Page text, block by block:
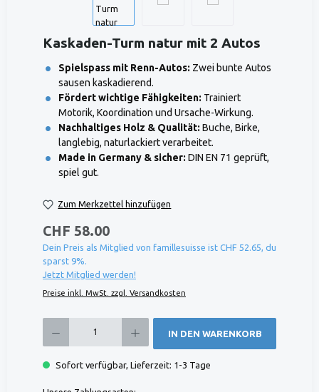
Kaskaden-Turm natur mit 2 Autos
Spielspass mit Renn-Autos: Zwei bunte Autos
sausen kaskadierend.
Fördert wichtige Fähigkeiten: Trainiert
Motorik, Koordination und Ursache-Wirkung.
Nachhaltiges Holz & Qualität: Buche, Birke,
langlebig, naturlackiert verarbeitet.
Made in Germany & sicher: DIN EN 71 geprüft,
spiel gut.
Zum Merkzettel hinzufügen
CHF 58.00
Dein Preis als Mitglied von famillesuisse ist CHF 52.65, du
sparst 9%.
Jetzt Mitglied werden!
Preise inkl. MwSt. zzgl. Versandkosten
IN DEN WARENKORB
Sofort verfügbar, Lieferzeit: 1-3 Tage